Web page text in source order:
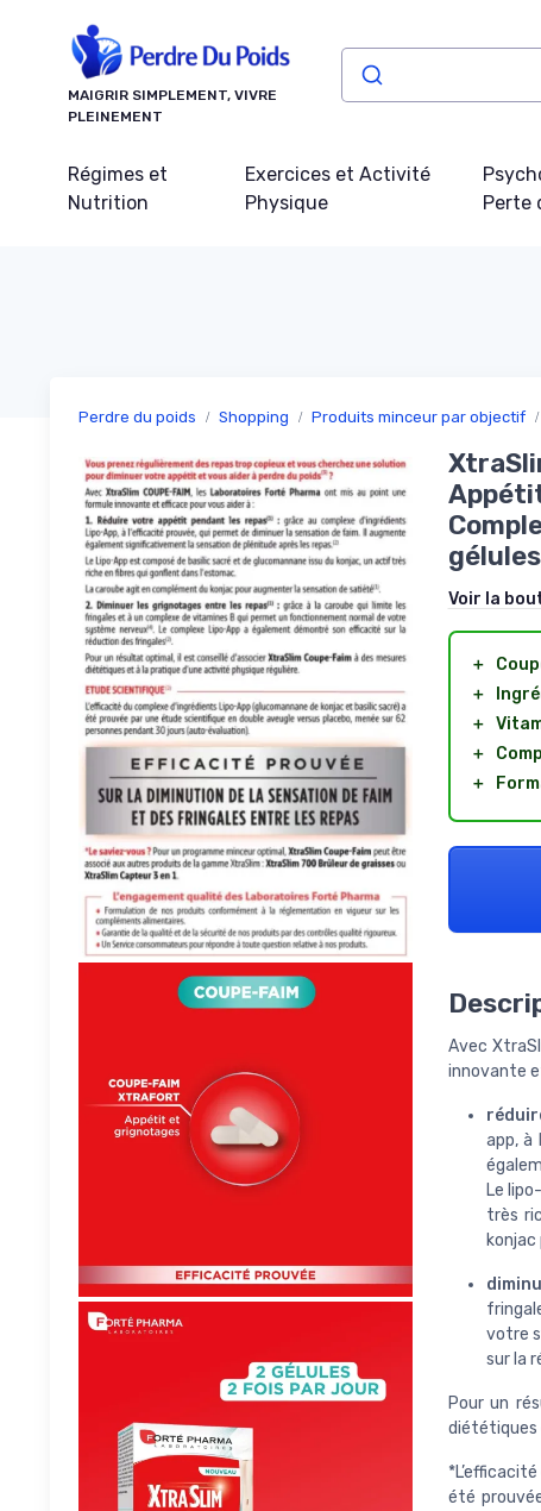
MAIGRIR SIMPLEMENT, VIVRE
PLEINEMENT
Régimes et
Nutrition
Exercices et Activité
Physique
Perte
Perdre du poids Shopping Produits minceur par objectif
Voir la
＋
＋
＋
＋
＋
Avec
innovante
app, à
Le
très
votre
sur la
Pour un
diététiques
été